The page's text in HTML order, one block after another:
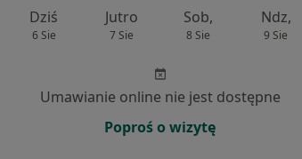
Dziś
6 Sie
Jutro
7 Sie
Sob,
8 Sie
Ndz,
9 Sie
Umawianie online nie jest dostępne
Poproś o wizytę